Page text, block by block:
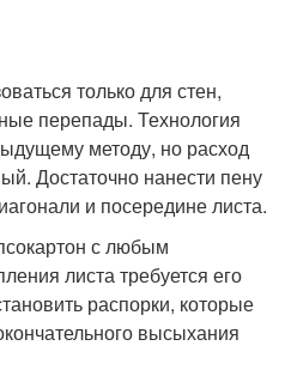
только для стен,
перепады. Технология
методу, но расход
Достаточно нанести пену
и посередине листа.
с любым
листа требуется его
распорки, которые
высыхания